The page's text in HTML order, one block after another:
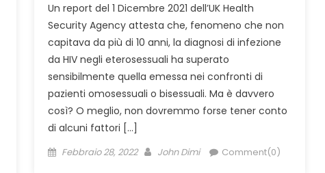
Un report del 1 Dicembre 2021 dell’UK Health
Security Agency attesta che, fenomeno che non
capitava da più di 10 anni, la diagnosi di infezione
da HIV negli eterosessuali ha superato
sensibilmente quella emessa nei confronti di
pazienti omosessuali o bisessuali. Ma è davvero
così? O meglio, non dovremmo forse tener conto
di alcuni fattori […]
Posted
Febbraio 28, 2022 Author
John Dimi Comment(0)